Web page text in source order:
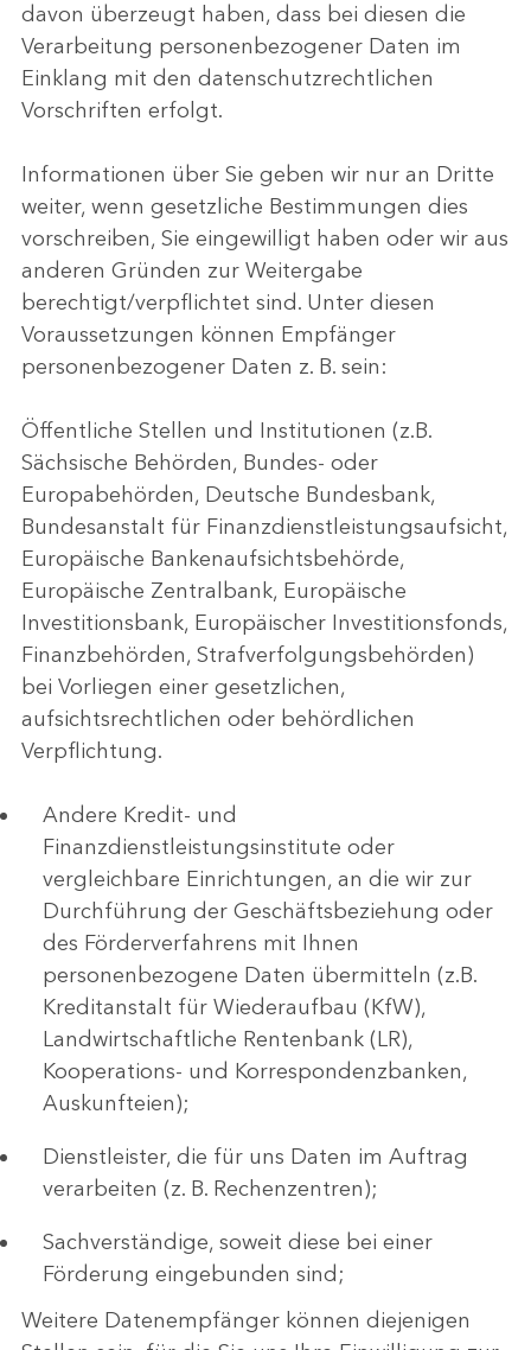
davon überzeugt haben, dass bei diesen die
Verarbeitung personenbezogener Daten im
Einklang mit den datenschutzrechtlichen
Vorschriften erfolgt.
Informationen über Sie geben wir nur an Dritte
weiter, wenn gesetzliche Bestimmungen dies
vorschreiben, Sie eingewilligt haben oder wir aus
anderen Gründen zur Weitergabe
berechtigt/verpflichtet sind. Unter diesen
Voraussetzungen können Empfänger
personenbezogener Daten z. B. sein:
Öffentliche Stellen und Institutionen (z.B.
Sächsische Behörden, Bundes- oder
Europabehörden, Deutsche Bundesbank,
Bundesanstalt für Finanzdienstleistungsaufsicht,
Europäische Bankenaufsichtsbehörde,
Europäische Zentralbank, Europäische
Investitionsbank, Europäischer Investitionsfonds,
Finanzbehörden, Strafverfolgungsbehörden)
bei Vorliegen einer gesetzlichen,
aufsichtsrechtlichen oder behördlichen
Verpflichtung.
Andere Kredit- und
Finanzdienstleistungsinstitute oder
vergleichbare Einrichtungen, an die wir zur
Durchführung der Geschäftsbeziehung oder
des Förderverfahrens mit Ihnen
personenbezogene Daten übermitteln (z.B.
Kreditanstalt für Wiederaufbau (KfW),
Landwirtschaftliche Rentenbank (LR),
Kooperations- und Korrespondenzbanken,
Auskunfteien);
Dienstleister, die für uns Daten im Auftrag
verarbeiten (z. B. Rechenzentren);
Sachverständige, soweit diese bei einer
Förderung eingebunden sind;
Weitere Datenempfänger können diejenigen